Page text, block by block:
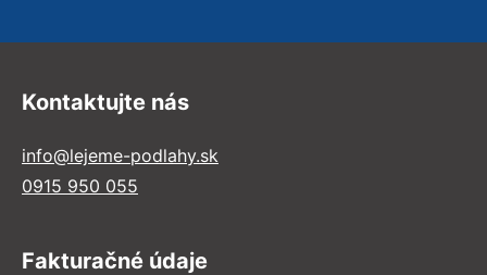
Kontaktujte nás
info@lejeme-podlahy.sk
0915 950 055
Fakturačné údaje